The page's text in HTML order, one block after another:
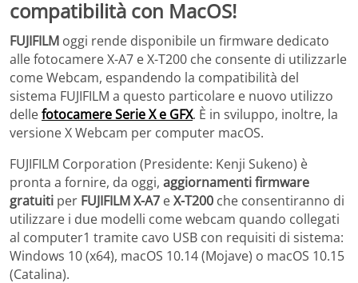
FUJIFILM oggi rende disponibile un firmware dedicato
alle fotocamere X-A7 e X-T200 che consente di utilizzarle
come Webcam, espandendo la compatibilità del
sistema FUJIFILM a questo particolare e nuovo utilizzo
dellefotocamere Serie X e GFX. È in sviluppo, inoltre, la
versione X Webcam per computer macOS.
FUJIFILM Corporation (Presidente: Kenji Sukeno) è
pronta a fornire, da oggi, aggiornamenti firmware
gratuiti per FUJIFILM X-A7 eX-T200 che consentiranno di
utilizzare i due modelli come webcam quando collegati
al computer1 tramite cavo USB con requisiti di sistema:
Windows 10 (x64), macOS 10.14 (Mojave) o macOS 10.15
(Catalina).